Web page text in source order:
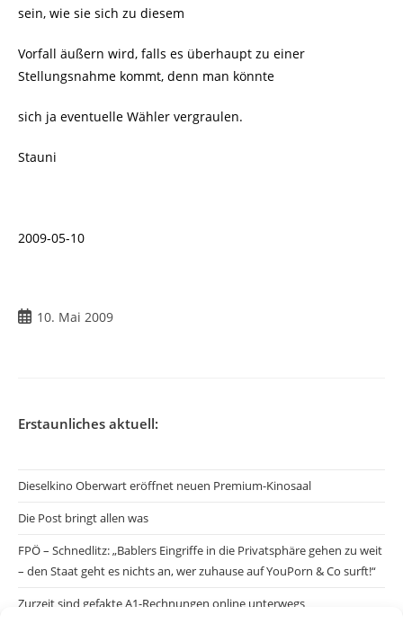
sein, wie sie sich zu diesem
Vorfall äußern wird, falls es überhaupt zu einer
Stellungsnahme kommt, denn man könnte
sich ja eventuelle Wähler vergraulen.
Stauni
2009-05-10
Beitrag10. Mai 2009
Erstaunliches aktuell:
Dieselkino Oberwart eröffnet neuen Premium-Kinosaal
Die Post bringt allen was
FPÖ – Schnedlitz: „Bablers Eingriffe in die Privatsphäre gehen zu weit
– den Staat geht es nichts an, wer zuhause auf YouPorn & Co surft!“
Zurzeit sind gefakte A1-Rechnungen online unterwegs